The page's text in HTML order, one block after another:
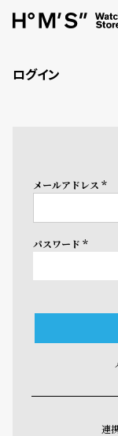
ログイン
メールアドレス
(必
パスワード
(必
連